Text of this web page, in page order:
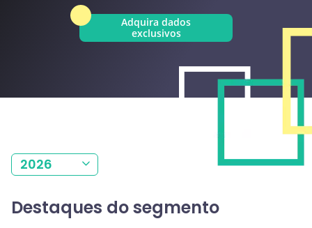
Adquira dados
exclusivos
2026
Destaques do segmento